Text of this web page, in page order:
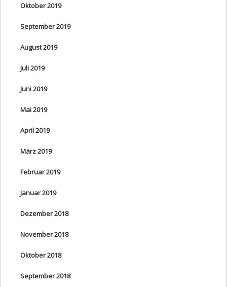
Oktober 2019
September 2019
August 2019
Juli 2019
Juni 2019
Mai 2019
April 2019
März 2019
Februar 2019
Januar 2019
Dezember 2018
November 2018
Oktober 2018
September 2018